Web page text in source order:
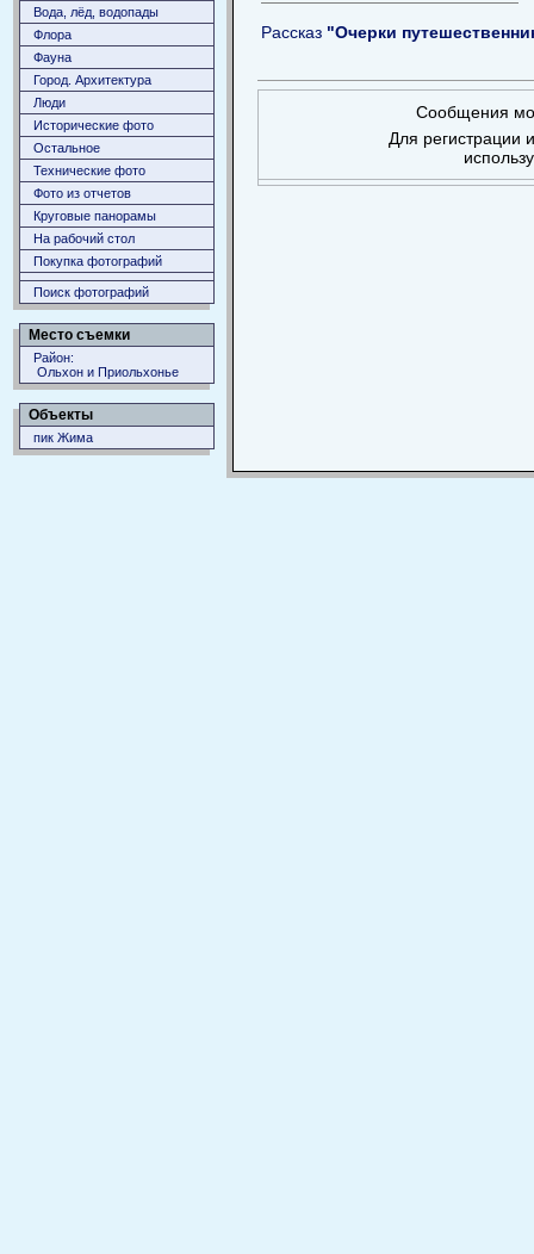
Вода, лёд, водопады
Флора
Фауна
Город. Архитектура
Люди
Исторические фото
Остальное
Технические фото
Фото из отчетов
Круговые панорамы
На рабочий стол
Покупка фотографий
Поиск фотографий
Место съемки
Район:
Ольхон и Приольхонье
Объекты
пик Жима
Рассказ "Очерки
Сообщения
Для регистрации